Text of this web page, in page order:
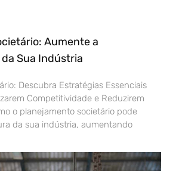
Aumente a
Sua Indústria
Descubra Estratégias Essenciais
Competitividade e Reduzirem
o planejamento societário pode
da sua indústria, aumentando